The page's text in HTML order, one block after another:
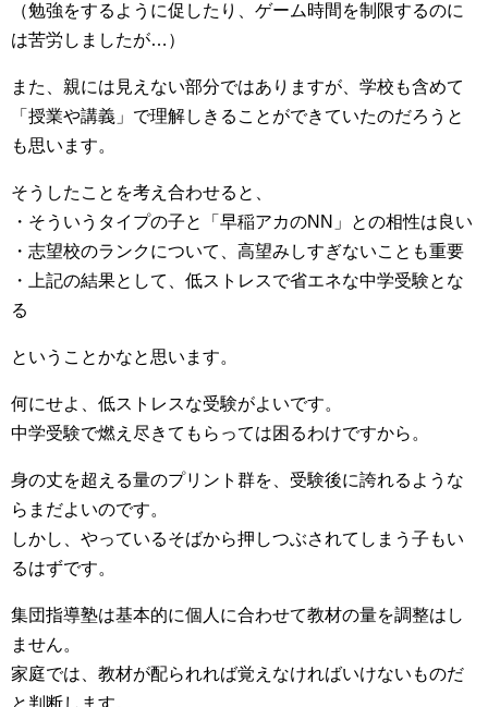
（勉強をするように促したり、ゲーム時間を制限するのに
は苦労しましたが…）
また、親には見えない部分ではありますが、学校も含めて
「授業や講義」で理解しきることができていたのだろうと
も思います。
そうしたことを考え合わせると、
・そういうタイプの子と「早稲アカのNN」との相性は良い
・志望校のランクについて、高望みしすぎないことも重要
・上記の結果として、低ストレスで省エネな中学受験とな
る
ということかなと思います。
何にせよ、低ストレスな受験がよいです。
中学受験で燃え尽きてもらっては困るわけですから。
身の丈を超える量のプリント群を、受験後に誇れるような
らまだよいのです。
しかし、やっているそばから押しつぶされてしまう子もい
るはずです。
集団指導塾は基本的に個人に合わせて教材の量を調整はし
ません。
家庭では、教材が配られれば覚えなければいけないものだ
と判断します。